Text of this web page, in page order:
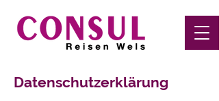
Datenschutzerklärung